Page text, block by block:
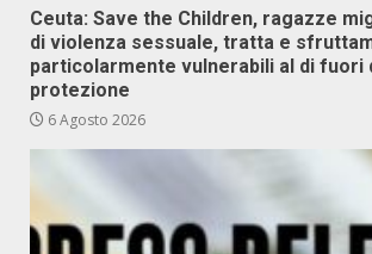
Ceuta: Save the Children, ragazze
di violenza sessuale, tratta e
particolarmente vulnerabili al di fuori
protezione
6 Agosto 2026